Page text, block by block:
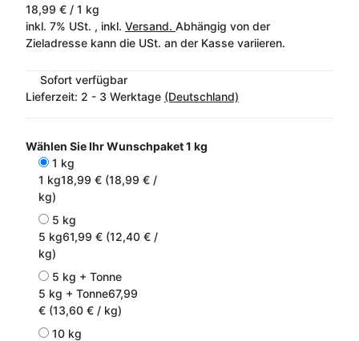
18,99 € / 1 kg
inkl. 7% USt. , inkl. Versand. Abhängig von der
Zieladresse kann die USt. an der Kasse variieren.
Sofort verfügbar
Lieferzeit: 2 - 3 Werktage (Deutschland)
Wählen Sie Ihr Wunschpaket1 kg
1 kg
1 kg18,99 € (18,99 € /
kg)
5 kg
5 kg61,99 € (12,40 € /
kg)
5 kg + Tonne
5 kg + Tonne67,99
€ (13,60 € / kg)
10 kg